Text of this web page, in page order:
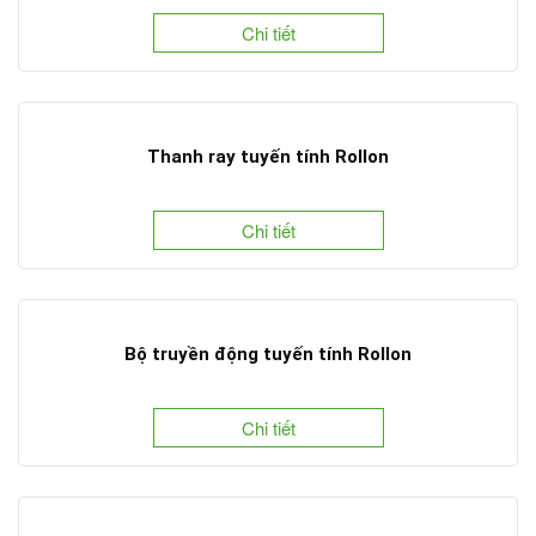
Chi tiết
Thanh ray tuyến tính Rollon
Chi tiết
Bộ truyền động tuyến tính Rollon
Chi tiết